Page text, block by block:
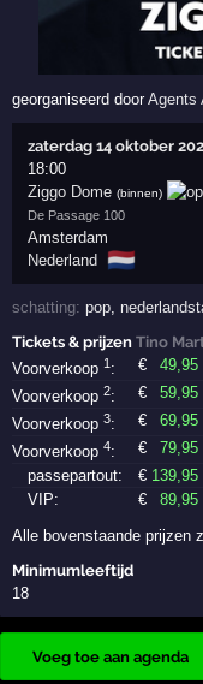
georganiseerd doorAgents
zaterdag 14 oktober
18:00
Ziggo Dome (binnen)
De Passage 100
Amsterdam
Nederland
🇳🇱
schatting:pop,
Tickets & prijzenTino
Voorverkoop1: € 49,95
Voorverkoop2: € 59,95
Voorverkoop3: € 69,95
Voorverkoop4: € 79,95
passepartout:
€ 139,95
VIP:
€ 89,95
Alle bovenstaande prijzen
Minimumleeftijd
18
Voeg toe aan agenda